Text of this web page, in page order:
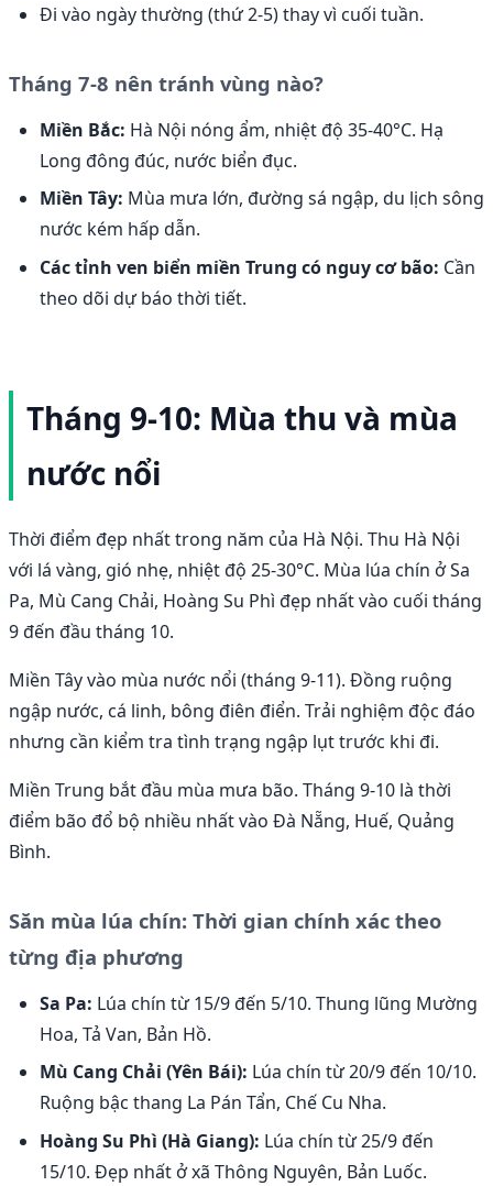
Đi vào ngày thường (thứ 2-5) thay vì cuối tuần.
Tháng 7-8 nên tránh vùng nào?
Miền Bắc: Hà Nội nóng ẩm, nhiệt độ 35-40°C. Hạ
Long đông đúc, nước biển đục.
Miền Tây: Mùa mưa lớn, đường sá ngập, du lịch sông
nước kém hấp dẫn.
Các tỉnh ven biển miền Trung có nguy cơ bão: Cần
theo dõi dự báo thời tiết.
Tháng 9-10: Mùa thu và mùa
nước nổi
Thời điểm đẹp nhất trong năm của Hà Nội. Thu Hà Nội
với lá vàng, gió nhẹ, nhiệt độ 25-30°C. Mùa lúa chín ở Sa
Pa, Mù Cang Chải, Hoàng Su Phì đẹp nhất vào cuối tháng
9 đến đầu tháng 10.
Miền Tây vào mùa nước nổi (tháng 9-11). Đồng ruộng
ngập nước, cá linh, bông điên điển. Trải nghiệm độc đáo
nhưng cần kiểm tra tình trạng ngập lụt trước khi đi.
Miền Trung bắt đầu mùa mưa bão. Tháng 9-10 là thời
điểm bão đổ bộ nhiều nhất vào Đà Nẵng, Huế, Quảng
Bình.
Săn mùa lúa chín: Thời gian chính xác theo
từng địa phương
Sa Pa: Lúa chín từ 15/9 đến 5/10. Thung lũng Mường
Hoa, Tả Van, Bản Hồ.
Mù Cang Chải (Yên Bái): Lúa chín từ 20/9 đến 10/10.
Ruộng bậc thang La Pán Tẩn, Chế Cu Nha.
Hoàng Su Phì (Hà Giang): Lúa chín từ 25/9 đến
15/10. Đẹp nhất ở xã Thông Nguyên, Bản Luốc.